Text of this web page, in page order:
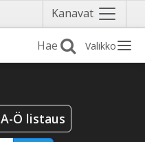
Kanavat Näytä
valikko
Valikko
A-Ö listaus